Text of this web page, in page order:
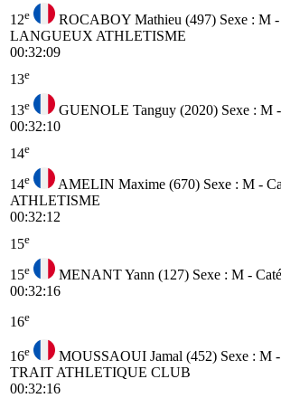
12e ROCABOY Mathieu (497) Sexe : M
LANGUEUX ATHLETISME
00:32:09
13e
13e GUENOLE Tanguy (2020) Sexe : M
00:32:10
14e
14e AMELIN Maxime (670) Sexe : M -
ATHLETISME
00:32:12
15e
15e MENANT Yann (127) Sexe : M -
00:32:16
16e
16e MOUSSAOUI Jamal (452) Sexe : M
TRAIT ATHLETIQUE CLUB
00:32:16